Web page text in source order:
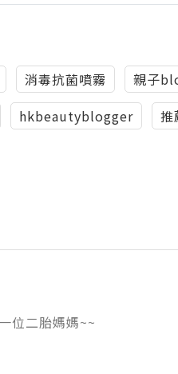
消毒抗菌噴霧
親子
hkbeautyblogger 推
位二胎媽媽~~